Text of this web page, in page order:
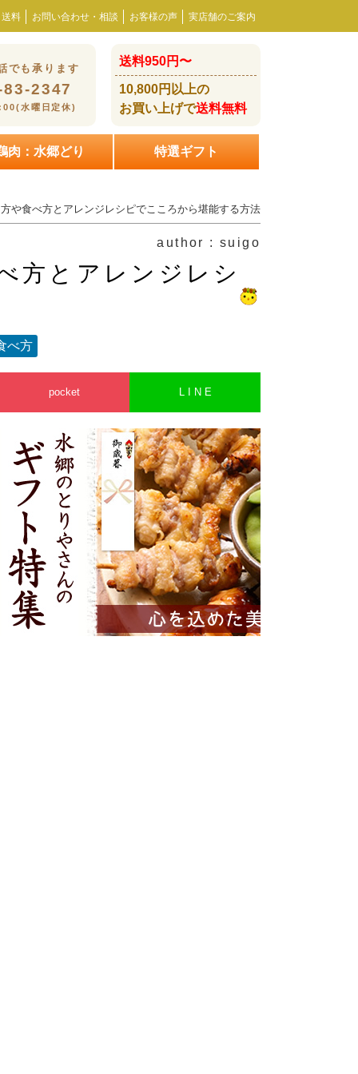
料 お問い合わせ・相談 お客様の声 実店舗のご案内
でも承ります
2347
水曜日定休)
送料950円〜
10,800円以上の
お買い上げで送料無料
肉：水郷どり 特選ギフト
や食べ方とアレンジレシピでこころから堪能する方法
author : suigo
方とアレンジレシ
べ方
pocket L I N E